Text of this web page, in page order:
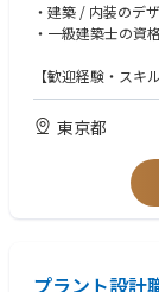
中規模以上のプロ
トマネジャーが主
す。
PJ別のスケジュー
■BM（ビルマネジ
全施設の日常点
当社施設は設備ス
※変更の範囲：会社
・建築 / 内装のデ
・一級建築士の資
【歓迎経験・スキル
・CCMJ(認定コン
※お持ちでない場
【求める人物像】
・高いコミュニケ
・強い目的達成意
東京都
プラント設計